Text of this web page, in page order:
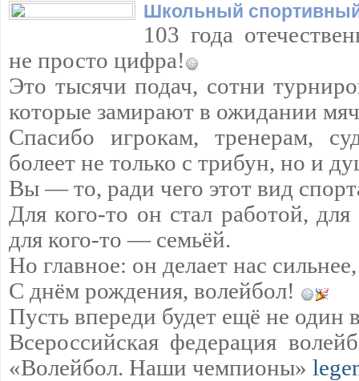
Школьный
103 года
не просто цифра!
Это тысячи подач, сотни
которые замирают в ожидании
Спасибо игрокам, тренерам,
болеет не только с трибун, но и
Вы — то, ради чего этот вид
Для кого-то он стал работой,
для кого-то — семьёй.
Но главное: он делает нас
С днём рождения, волейбол!
Пусть впереди будет ещё не один
Всероссийская федерация
«Волейбол. Наши чемпионы»